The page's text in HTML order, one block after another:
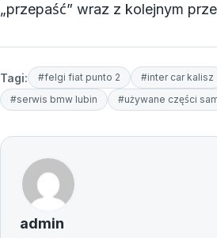
„przepaść” wraz z kolejnym
Tagi: #felgi fiat punto 2 #inter car kalisz
#serwis bmw lubin
#używane części
admin